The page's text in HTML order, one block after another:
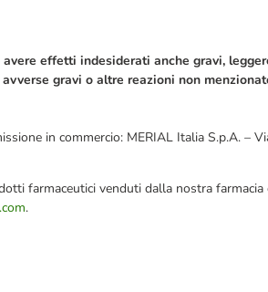
avere effetti indesiderati anche gravi,
gravi o altre reazioni non
in commercio: MERIAL Italia S.p.A. –
farmaceutici venduti dalla nostra
.